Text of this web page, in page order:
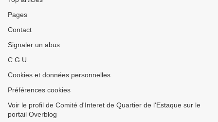
Pages
Contact
Signaler un abus
C.G.U.
Cookies et données personnelles
Préférences cookies
Voir le profil de Comité d'Interet de Quartier de l'Estaque sur le
portail Overblog